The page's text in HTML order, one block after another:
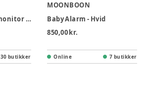
Inteligent Baby monitor med kamera - Hvid
30 butikker
MOONBOON
Baby Alarm - Hvid
850,00 kr.
Online 7 butikker